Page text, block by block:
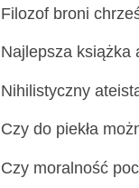
Filozof broni
Najlepsza książka
Nihilistyczny
Czy do piekła
Czy moralność